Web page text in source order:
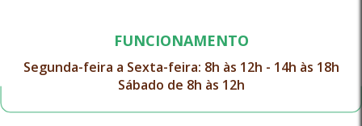
FUNCIONAMENTO
Segunda-feira a Sexta-feira: 8h às 12h - 14h às 18h
Sábado de 8h às 12h